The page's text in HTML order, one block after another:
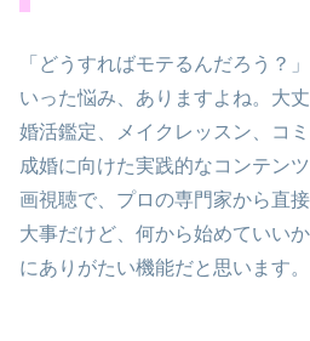
「どうすればモテるんだろう？
いった悩み、ありますよね。大
婚活鑑定、メイクレッスン、コ
成婚に向けた実践的なコンテン
画視聴で、プロの専門家から直
大事だけど、何から始めていい
にありがたい機能だと思います。